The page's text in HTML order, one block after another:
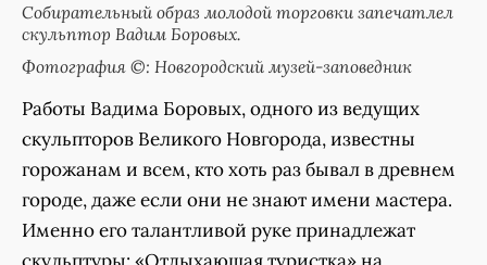
Собирательный образ молодой торговки запечатлел
скульптор Вадим Боровых.
Фотография ©: Новгородский музей-заповедник
Работы Вадима Боровых, одного из ведущих
скульпторов Великого Новгорода, известны
горожанам и всем, кто хоть раз бывал в древнем
городе, даже если они не знают имени мастера.
Именно его талантливой руке принадлежат